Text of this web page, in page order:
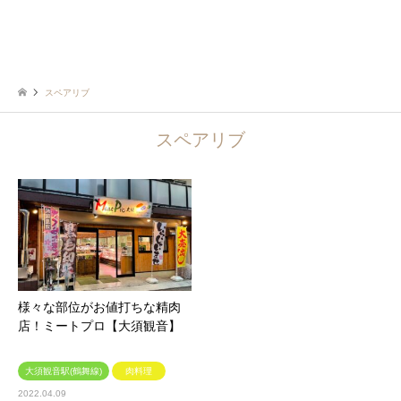
スペアリブ
スペアリブ
様々な部位がお値打ちな精肉
店！ミートプロ【大須観音】
大須観音駅(鶴舞線) 肉料理
2022.04.09